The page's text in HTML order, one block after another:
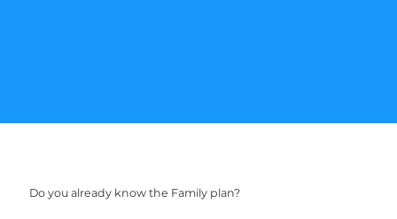
Do you already know the Family plan?